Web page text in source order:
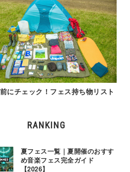
にチェック！フェス持ち物リスト
RANKING
夏フェス一覧｜夏開催のおすす
め音楽フェス完全ガイド
【2026】